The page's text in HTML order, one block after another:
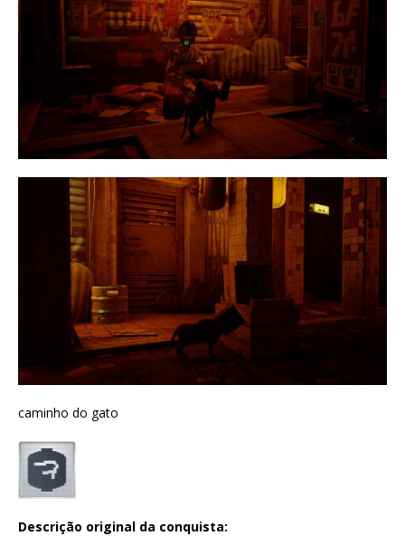
caminho do gato
Descrição original da conquista: